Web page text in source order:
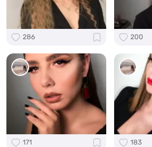
286 200
171 183